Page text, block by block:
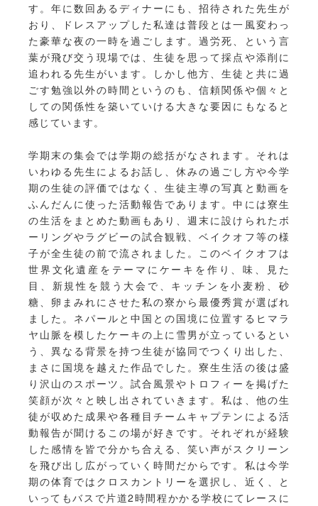
す。年に数回あるディナーにも、招待された先生が
おり、ドレスアップした私達は普段とは一風変わっ
た豪華な夜の一時を過ごします。過労死、という言
葉が飛び交う現場では、生徒を思って採点や添削に
追われる先生がいます。しかし他方、生徒と共に過
ごす勉強以外の時間というのも、信頼関係や個々と
しての関係性を築いていける大きな要因にもなると
感じています。
学期末の集会では学期の総括がなされます。それは
いわゆる先生によるお話し、休みの過ごし方や今学
期の生徒の評価ではなく、生徒主導の写真と動画を
ふんだんに使った活動報告であります。中には寮生
の生活をまとめた動画もあり、週末に設けられたボ
ーリングやラグビーの試合観戦、ベイクオフ等の様
子が全生徒の前で流されました。このベイクオフは
世界文化遺産をテーマにケーキを作り、味、見た
目、新規性を競う大会で、キッチンを小麦粉、砂
糖、卵まみれにさせた私の寮から最優秀賞が選ばれ
ました。ネパールと中国との国境に位置するヒマラ
ヤ山脈を模したケーキの上に雪男が立っているとい
う、異なる背景を持つ生徒が協同でつくり出した、
まさに国境を越えた作品でした。寮生生活の後は盛
り沢山のスポーツ。試合風景やトロフィーを掲げた
笑顔が次々と映し出されていきます。私は、他の生
徒が収めた成果や各種目チームキャプテンによる活
動報告が聞けるこの場が好きです。それぞれが経験
した感情を皆で分かち合える、笑い声がスクリーン
を飛び出し広がっていく時間だからです。私は今学
期の体育ではクロスカントリーを選択し、近く、と
いってもバスで片道2時間程かかる学校にてレースに